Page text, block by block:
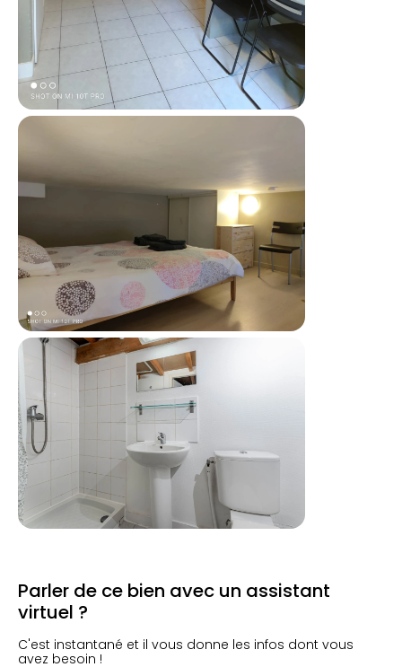
Parler de ce bien avec un assistant
virtuel ?
C'est instantané et il vous donne les infos dont vous
avez besoin !